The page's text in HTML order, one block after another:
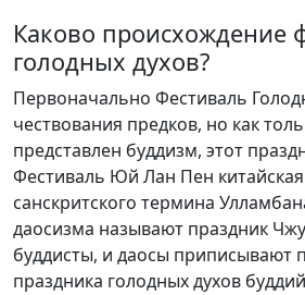
Каково происхождение
голодных духов?
Первоначально Фестиваль
чествования предков, но как
представлен буддизм, этот
Фестиваль Юй Лан Пен
санскритского термина
даосизма называют праздник
буддисты, и даосы приписывают
праздника голодных духов